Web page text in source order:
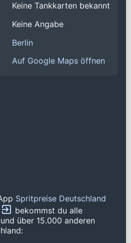
Keine Tankkarten bekannt
Keine Angabe
Berlin
Auf Google Maps öffnen
Spritpreise Deutschland
bekommst du alle
über 15.000 anderen